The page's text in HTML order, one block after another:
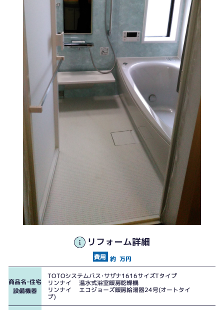
リフォーム詳細
約 万円
商品名･住宅
設備機器
TOTOシステムバス･サザナ1616サイズTタイプ
リンナイ 温水式浴室暖房乾燥機
リンナイ エコジョーズ暖房給湯器24号(オートタイ
プ)
ご家族全員が使用するものが違うため、その収納場所に悩まれていました。
TOTOシステムバス･サザナ 1616サイズ Tタイプ